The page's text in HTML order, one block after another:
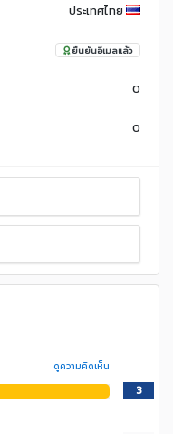
ประเทศไทย
ยืนยันอีเมลแล้ว
0
0
ดูความคิดเห็น
3